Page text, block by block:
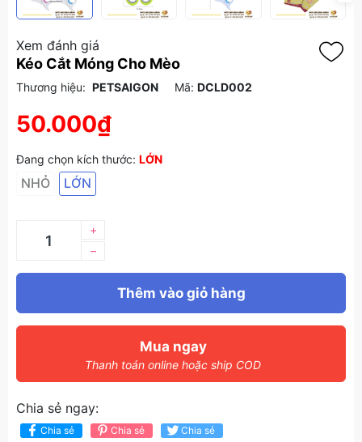
Xem đánh giá
Kéo Cắt Móng Cho Mèo
Thương hiệu: PETSAIGON Mã: DCLD002
50.000₫
Đang chọn kích thước: LỚN
NHỎ LỚN
–
+
Thêm vào giỏ hàng
Mua ngay
Thanh toán online hoặc ship COD
Chia sẻ ngay:
Chia sẻ Chia sẻ Chia sẻ